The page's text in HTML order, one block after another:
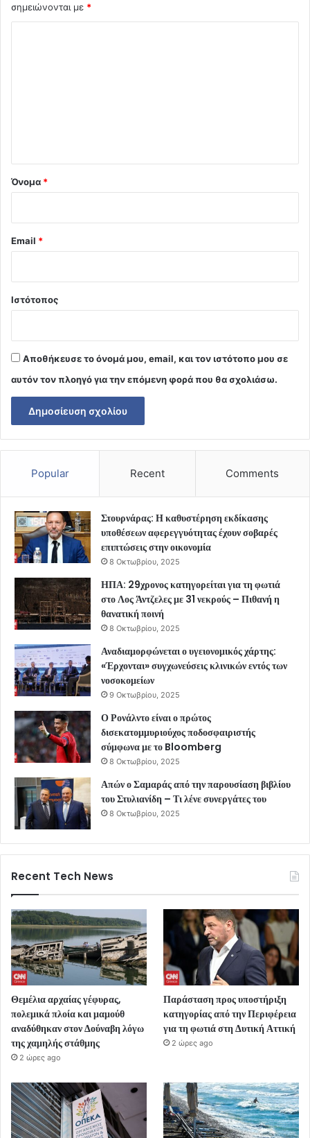
σημειώνονται με *
Όνομα *
Email *
Ιστότοπος
Αποθήκευσε το όνομά μου, email, και τον ιστότοπο μου σε
αυτόν τον πλοηγό για την επόμενη φορά που θα σχολιάσω.
Popular Recent Comments
Στουρνάρας: Η καθυστέρηση εκδίκασης
υποθέσεων αφερεγγυότητας έχουν σοβαρές
επιπτώσεις στην οικονομία
8 Οκτωβρίου, 2025
ΗΠΑ: 29χρονος κατηγορείται για τη φωτιά
στο Λος Άντζελες με 31 νεκρούς – Πιθανή η
θανατική ποινή
8 Οκτωβρίου, 2025
Αναδιαμορφώνεται ο υγειονομικός χάρτης:
«Έρχονται» συγχωνεύσεις κλινικών εντός των
νοσοκομείων
9 Οκτωβρίου, 2025
Ο Ρονάλντο είναι ο πρώτος
δισεκατομμυριούχος ποδοσφαιριστής
σύμφωνα με το Bloomberg
8 Οκτωβρίου, 2025
Απών ο Σαμαράς από την παρουσίαση βιβλίου
του Στυλιανίδη – Τι λένε συνεργάτες του
8 Οκτωβρίου, 2025
Recent Tech News
Θεμέλια αρχαίας γέφυρας,
πολεμικά πλοία και μαμούθ
αναδύθηκαν στον Δούναβη λόγω
της χαμηλής στάθμης
2 ώρες ago
Παράσταση προς υποστήριξη
κατηγορίας από την Περιφέρεια
για τη φωτιά στη Δυτική Αττική
2 ώρες ago